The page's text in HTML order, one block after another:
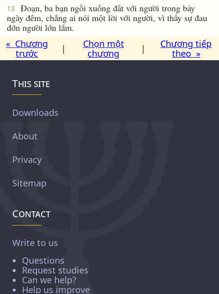
13
Ðoạn, ba bạn ngồi xuống đất với người trong bảy
ngày đêm, chẳng ai nói một lời với người, vì thấy sự đau
đớn người lớn lắm.
« Chương
trước
|
Chọn một
chương
|
Chương tiếp
theo »
This site
Downloads
About
Privacy
Sitemap
Contact
Write to us
Questions
Request studies
Can we help?
Help us improve